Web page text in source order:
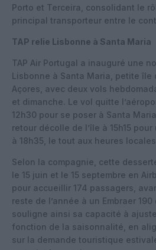
Porto et Terceira, consolidant le
principal transporteur entre le
TAP relie Lisbonne à Santa Maria
TAP Air Portugal a inauguré une
Lisbonne à Santa Maria, petite île
Açores, avec deux vols
et dimanche. Le vol quitte
12h30 pour se poser à Santa
retour décolle de l’île à 15h15
à 18h35, le tout aux heures
Selon la compagnie, cette
le 15 juin et le 15 septembre en
pour accueillir 174 passagers,
reste de l’année à un Embraer 190
souligne ainsi sa capacité à
fonction de la saisonnalité, en
sur la demande touristique